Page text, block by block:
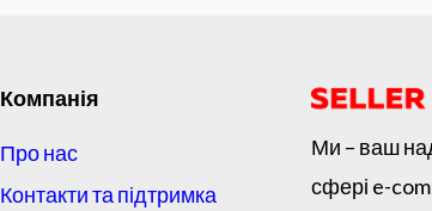
Компанія
Про нас
Контакти та підтримка
Ми – ваш
сфері e-